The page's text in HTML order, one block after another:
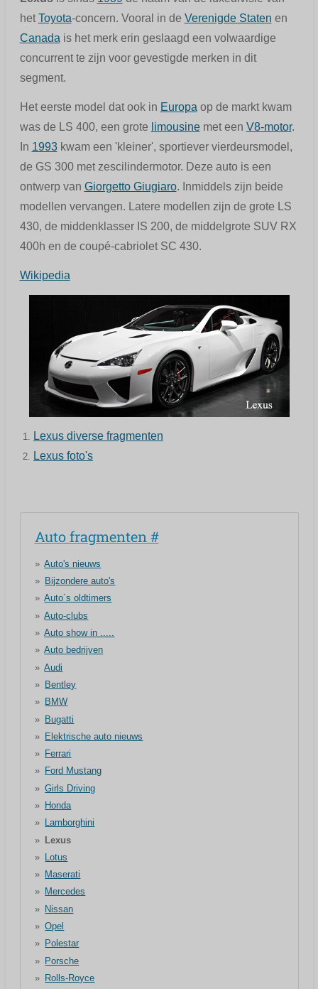
het Toyota-concern. Vooral in de Verenigde Staten en
Canada is het merk erin geslaagd een volwaardige
concurrent te zijn voor gevestigde merken in dit
segment.
Het eerste model dat ook in Europa op de markt kwam
was de LS 400, een grote limousinemet een V8-motor.
In 1993kwam een 'kleiner', sportiever vierdeursmodel,
de GS 300 met zescilindermotor. Deze auto is een
ontwerp van Giorgetto Giugiaro. Inmiddels zijn beide
modellen vervangen. Latere modellen zijn de grote LS
430, de middenklasser IS 200, de middelgrote SUV RX
400h en de coupé-cabriolet SC 430.
Wikipedia
Lexus diverse fragmenten
Lexus foto's
Auto fragmenten #
Auto's nieuws
Bijzondere auto's
Auto´s oldtimers
Auto-clubs
Auto show in .....
Auto bedrijven
Audi
Bentley
BMW
Bugatti
Elektrische auto nieuws
Ferrari
Ford Mustang
Girls Driving
Honda
Lamborghini
Lexus
Lotus
Maserati
Mercedes
Nissan
Opel
Polestar
Porsche
Rolls-Royce